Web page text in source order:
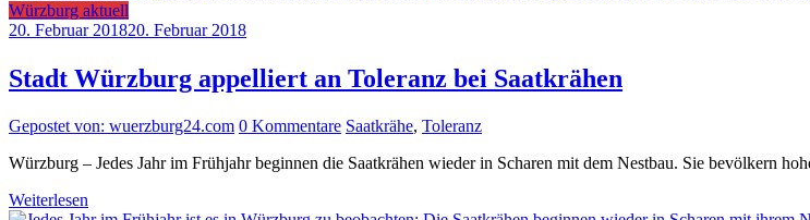
Würzburg aktuell
20. Februar 201820. Februar 2018
Stadt Würzburg appelliert an Toleranz bei Saatkrähen
Gepostet von: wuerzburg24.com 0 Kommentare Saatkrähe, Toleranz
Würzburg – Jedes Jahr im Frühjahr beginnen die Saatkrähen wieder in Scharen mit dem Nestbau. Sie bevölkern
Weiterlesen